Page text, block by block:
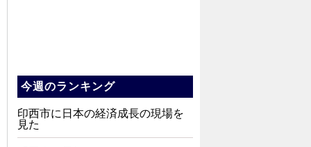
今週のランキング
印西市に日本の経済成長の現場を
見た